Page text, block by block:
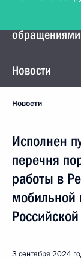
Управление
Новости
Новости
Исполнен
перечня
работы в
мобильной
3 сентября 2024